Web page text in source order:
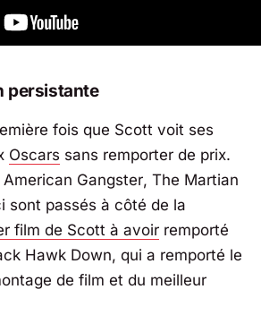
persistante
fois que Scott voit ses
Oscars sans remporter de prix.
American Gangster, The Martian
sont passés à côté de la
film de Scott à avoir remporté
Hawk Down, qui a remporté le
de film et du meilleur